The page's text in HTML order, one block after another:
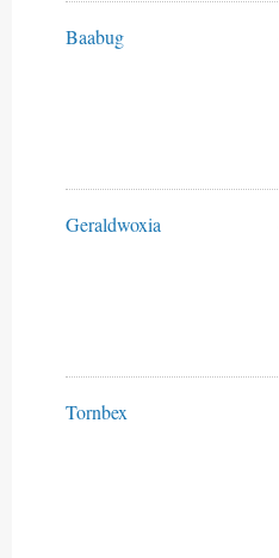
Baabug
Geraldwoxia
Tornbex